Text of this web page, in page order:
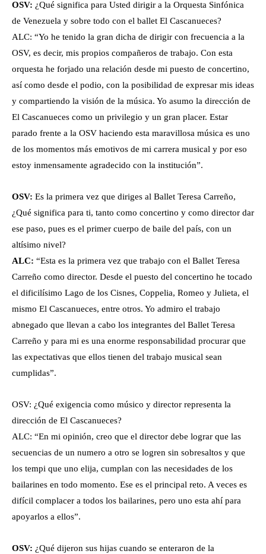
OSV: ¿Qué significa para Usted dirigir a la Orquesta Sinfónica
de Venezuela y sobre todo con el ballet El Cascanueces?
ALC: “Yo he tenido la gran dicha de dirigir con frecuencia a la
OSV, es decir, mis propios compañeros de trabajo. Con esta
orquesta he forjado una relación desde mi puesto de concertino,
así como desde el podio, con la posibilidad de expresar mis ideas
y compartiendo la visión de la música. Yo asumo la dirección de
El Cascanueces como un privilegio y un gran placer. Estar
parado frente a la OSV haciendo esta maravillosa música es uno
de los momentos más emotivos de mi carrera musical y por eso
estoy inmensamente agradecido con la institución”.
OSV: Es la primera vez que diriges al Ballet Teresa Carreño,
¿Qué significa para ti, tanto como concertino y como director dar
ese paso, pues es el primer cuerpo de baile del país, con un
altísimo nivel?
ALC: “Esta es la primera vez que trabajo con el Ballet Teresa
Carreño como director. Desde el puesto del concertino he tocado
el dificilísimo Lago de los Cisnes, Coppelia, Romeo y Julieta, el
mismo El Cascanueces, entre otros. Yo admiro el trabajo
abnegado que llevan a cabo los integrantes del Ballet Teresa
Carreño y para mi es una enorme responsabilidad procurar que
las expectativas que ellos tienen del trabajo musical sean
cumplidas”.
OSV: ¿Qué exigencia como músico y director representa la
dirección de El Cascanueces?
ALC: “En mi opinión, creo que el director debe lograr que las
secuencias de un numero a otro se logren sin sobresaltos y que
los tempi que uno elija, cumplan con las necesidades de los
bailarines en todo momento. Ese es el principal reto. A veces es
difícil complacer a todos los bailarines, pero uno esta ahí para
apoyarlos a ellos”.
OSV: ¿Qué dijeron sus hijas cuando se enteraron de la